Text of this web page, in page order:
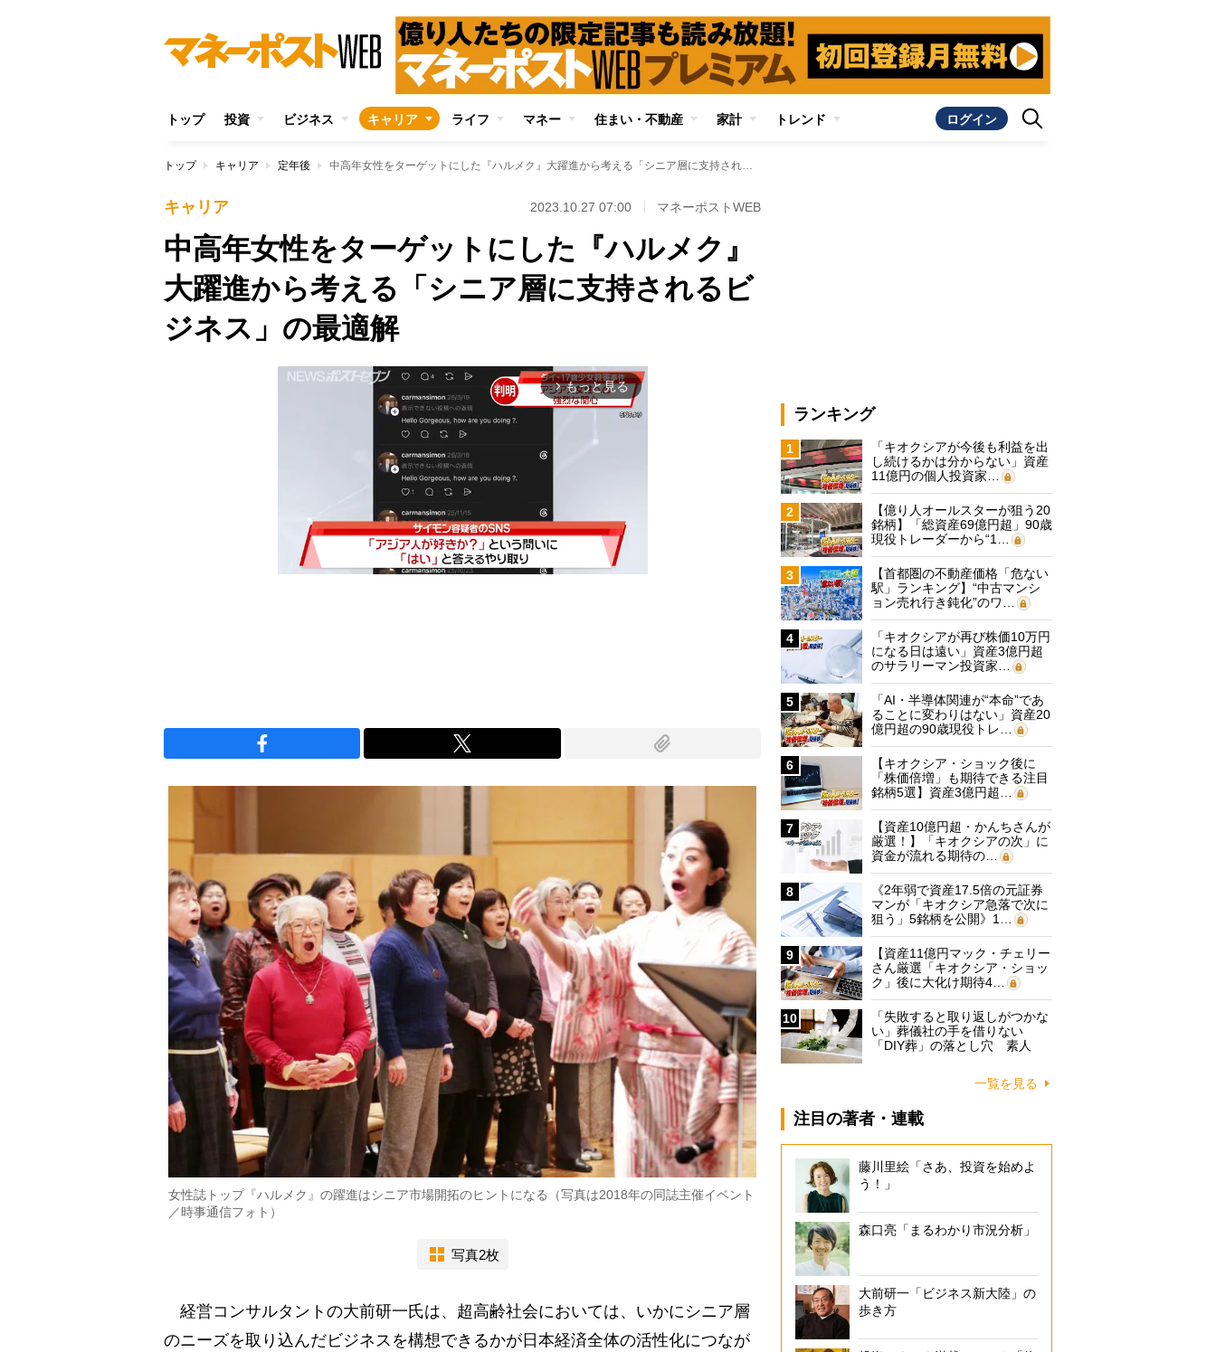
トップ 投資 ビジネス キャリア ライフ マネー 住まい・不動産 家計 トレンド ログイン
トップ キャリア 定年後 中高年女性をターゲットにした『ハルメク』大躍進から考える「シニア層に支持されるビジネス」の最適解
キャリア 2023.10.27 07:00 マネーポストWEB
中高年女性をターゲットにした『ハルメク』
大躍進から考える「シニア層に支持されるビ
ジネス」の最適解
arrow_forward_ios もっと見る
女性誌トップ『ハルメク』の躍進はシニア市場開拓のヒントになる（写真は2018年の同誌主催イベント
／時事通信フォト）
写真2枚
経営コンサルタントの大前研一氏は、超高齢社会においては、いかにシニア層
のニーズを取り込んだビジネスを構想できるかが日本経済全体の活性化につなが
ランキング
1
「キオクシアが今後も利益を出
し続けるかは分からない」資産
11億円の個人投資家…
2
【億り人オールスターが狙う20
銘柄】「総資産69億円超」90歳
現役トレーダーから“1…
3
【首都圏の不動産価格「危ない
駅」ランキング】“中古マンシ
ョン売れ行き鈍化”のワ…
4
「キオクシアが再び株価10万円
になる日は遠い」資産3億円超
のサラリーマン投資家…
5
「AI・半導体関連が“本命”であ
ることに変わりはない」資産20
億円超の90歳現役トレ…
6
【キオクシア・ショック後に
「株価倍増」も期待できる注目
銘柄5選】資産3億円超…
7
【資産10億円超・かんちさんが
厳選！】「キオクシアの次」に
資金が流れる期待の…
8
《2年弱で資産17.5倍の元証券
マンが「キオクシア急落で次に
狙う」5銘柄を公開》1…
9
【資産11億円マック・チェリー
さん厳選「キオクシア・ショッ
ク」後に大化け期待4…
10
「失敗すると取り返しがつかな
い」葬儀社の手を借りない
「DIY葬」の落とし穴 素人
一覧を見る
注目の著者・連載
藤川里絵「さあ、投資を始めよ
う！」
森口亮「まるわかり市況分析」
大前研一「ビジネス新大陸」の
歩き方